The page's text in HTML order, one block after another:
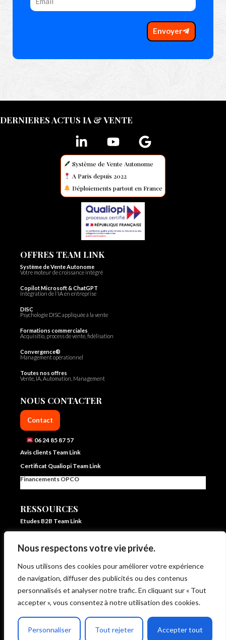
Nous respectons votre vie privée.
Nous utilisons des cookies pour améliorer votre expérience
de navigation, diffuser des publicités ou des contenus
personnalisés et analyser notre trafic. En cliquant sur « Tout
accepter », vous consentez à notre utilisation des cookies.
Personnaliser Tout rejeter Accepter tout
Envoyer
DERNIERES ACTUS IA & VENTE
Système de Vente Autonome
A Paris depuis 2022
Déploiements partout en France
OFFRES TEAM LINK
Système de Vente Autonome
Votre moteur de croissance intégré
Copilot Microsoft & ChatGPT
Intégration de l'IA en entreprise
DISC
Psychologie DISC appliquée à la vente
Formations commerciales
Acquisitio, process de vente, fidélisation
Convergence®
Management opérationnel
Toutes nos offres
Vente, IA, Automation, Management
NOUS CONTACTER
Contact
06 24 85 87 57
Avis clients Team Link
Certificat Qualiopi Team Link
Financements OPCO
RESSOURCES
Etudes B2B Team Link
Blog IA et vente – Team Link
Livrets d’accueil et statistiques
Règlement intérieur
CG de Vente et d’Utilisation
Politique de protection des données